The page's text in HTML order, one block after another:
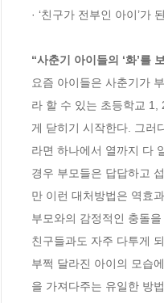
· ‘친구가 전부인 아이’가
“사춘기 아이들의 ‘
요즘 아이들은 사춘기가
라 할 수 있는 초등학교 1,
게 닫히기 시작한다. 그러
라면 하나에서 열까지 다
경우 부모들은 답답하고
만 이런 대처방법은 역효
부모와의 감정적인 충돌
친구들과도 자주 다투게
부쩍 달라진 아이의 모습
을 가져다주는 유일한 방